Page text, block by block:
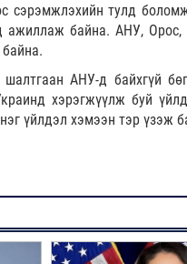
сэрэмжлэхийн тулд
ажиллаж байна. АНУ, Орос,
АНУ-д байхгүй
хэрэгжүүлж буй
үйлдэл хэмээн тэр үзэж